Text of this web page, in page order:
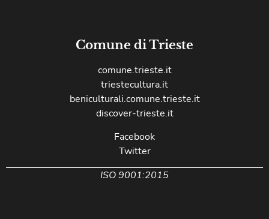
Comune di Trieste
comune.trieste.it
triestecultura.it
beniculturali.comune.trieste.it
discover-trieste.it
Facebook
Twitter
ISO 9001:2015